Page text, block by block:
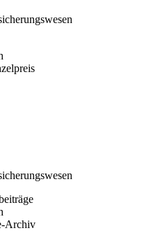
Archiv